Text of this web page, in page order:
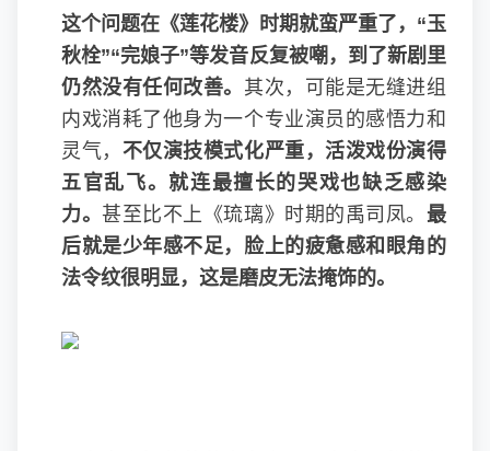
这个问题在《莲花楼》时期就蛮严重了，“玉
秋栓”“完娘子”等发音反复被嘲，到了新剧里
仍然没有任何改善。 其次，可能是无缝进组
内戏消耗了他身为一个专业演员的感悟力和
灵气， 不仅演技模式化严重，活泼戏份演得
五官乱飞。就连最擅长的哭戏也缺乏感染
力。甚至比不上《琉璃》时期的禹司凤。最
后就是少年感不足，脸上的疲惫感和眼角的
法令纹很明显，这是磨皮无法掩饰的。